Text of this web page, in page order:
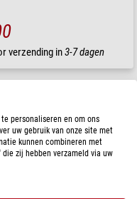
verzending in3-7 dagen
personaliseren en om ons
uw gebruik van onze site met
kunnen combineren met
zij hebben verzameld via uw